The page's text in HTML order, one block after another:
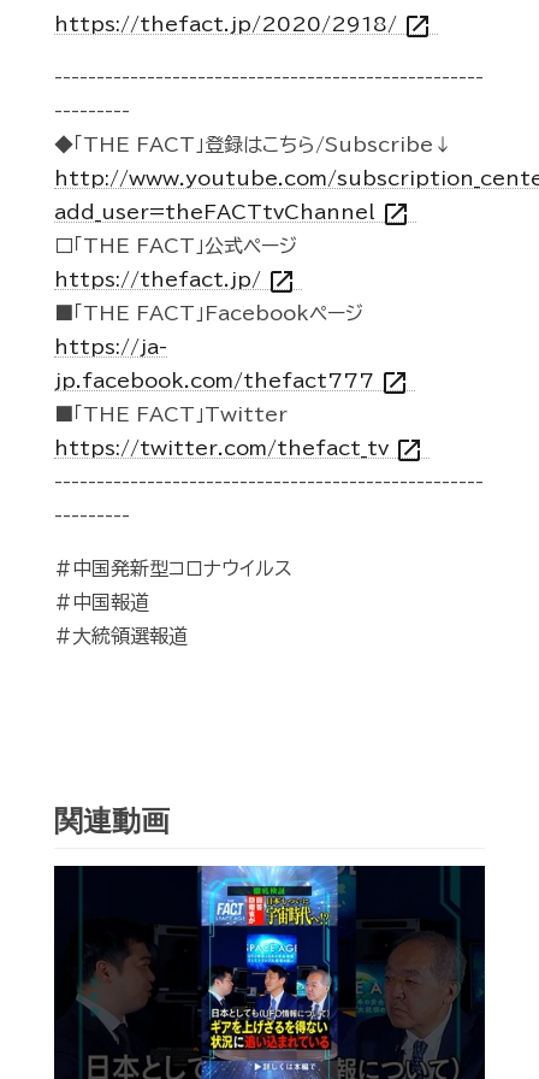
https://thefact.jp/2020/2918/ open_in_new
---------------------------------------------------
---------
◆「THE FACT」登録はこちら/Subscribe↓
http://www.youtube.com/
add_user=theFACTtvChannel open_in_new
□「THE FACT」公式ページ
https://thefact.jp/ open_in_new
■「THE FACT」Facebookページ
https://ja-
jp.facebook.com/thefact777 open_in_new
■「THE FACT」Twitter
https://twitter.com/thefact_tv open_in_new
---------------------------------------------------
---------
#中国発新型コロナウイルス
#中国報道
#大統領選報道
関連動画